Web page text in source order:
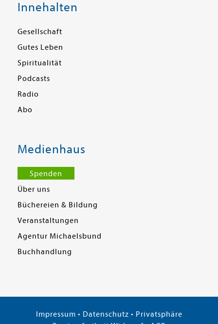
Innehalten
Gesellschaft
Gutes Leben
Spiritualität
Podcasts
Radio
Abo
Medienhaus
Spenden
Über uns
Büchereien & Bildung
Veranstaltungen
Agentur Michaelsbund
Buchhandlung
Impressum • Datenschutz • Privatsphäre